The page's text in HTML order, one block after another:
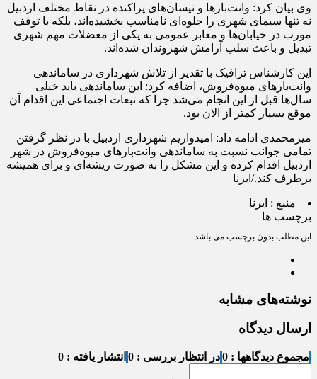
وی بیان کرد: وانت‌بارها و نیسان‌های پراکنده در نقاط مختلف اردبیل
نه تنها سیمای شهری را جلوه‌ای نامناسب بخشیده‌اند، بلکه با توقف
مورب در خیابان‌ها و معابر عمومی به یکی از معضلات مهم شهری
تبدیل و باعث سلب آرامش شهروندان شده‌اند.
این کارشناس ترافیک با تقدیر از تلاش شهرداری در ساماندهی
وانت‌بارهای میوه‌فروش، اضافه کرد: این ساماندهی باید خیلی
سال‌ها قبل از این انجام می‌شد چرا که تبعات اجتماعی این اقدام آن
موقع بسیار کمتر از الان بود.
میرمحمدی ادامه داد: امیدواریم شهرداری اردبیل با در نظر گرفتن
تمامی جوانب نسبت به ساماندهی وانت‌بارهای میوه‌فروش در شهر
اردبیل اقدام کرده و این مشکل را به صورت ریشه‌ای و برای همیشه
برطرف کند./ایرنا
منبع : ایرنا
برچسب ها
این مطلب بدون برچسب می باشد.
نوشته‌های مشابه
ارسال دیدگاه
مجموع دیدگاهها : 0 در انتظار بررسی : 0 انتشار یافته : 0